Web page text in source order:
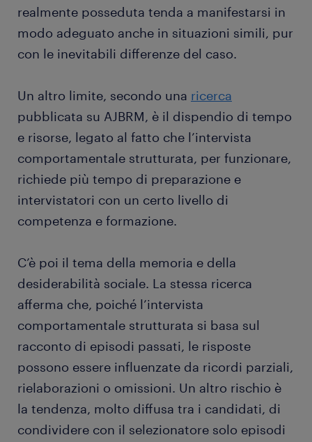
realmente posseduta tenda a manifestarsi in
modo adeguato anche in situazioni simili, pur
con le inevitabili differenze del caso.
Un altro limite, secondo una ricerca
pubblicata su AJBRM, è il dispendio di tempo
e risorse, legato al fatto che l’intervista
comportamentale strutturata, per funzionare,
richiede più tempo di preparazione e
intervistatori con un certo livello di
competenza e formazione.
C’è poi il tema della memoria e della
desiderabilità sociale. La stessa ricerca
afferma che, poiché l’intervista
comportamentale strutturata si basa sul
racconto di episodi passati, le risposte
possono essere influenzate da ricordi parziali,
rielaborazioni o omissioni. Un altro rischio è
la tendenza, molto diffusa tra i candidati, di
condividere con il selezionatore solo episodi